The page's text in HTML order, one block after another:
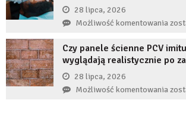
żeby
28 lipca, 2026
Możliwość komentowaniaCo
gdy
Czy panele ścienne PCV
wyglądają realistycznie po
28 lipca, 2026
Możliwość komentowaniaCzy